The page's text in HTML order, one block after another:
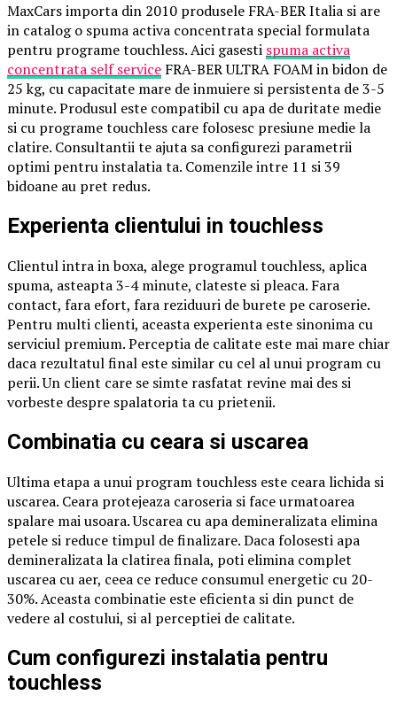
MaxCars importa din 2010 produsele FRA-BER Italia si are
in catalog o spuma activa concentrata special formulata
pentru programe touchless. Aici gasesti spuma activa
concentrata self service FRA-BER ULTRA FOAM in bidon de
25 kg, cu capacitate mare de inmuiere si persistenta de 3-5
minute. Produsul este compatibil cu apa de duritate medie
si cu programe touchless care folosesc presiune medie la
clatire. Consultantii te ajuta sa configurezi parametrii
optimi pentru instalatia ta. Comenzile intre 11 si 39
bidoane au pret redus.
Experienta clientului in touchless
Clientul intra in boxa, alege programul touchless, aplica
spuma, asteapta 3-4 minute, clateste si pleaca. Fara
contact, fara efort, fara reziduuri de burete pe caroserie.
Pentru multi clienti, aceasta experienta este sinonima cu
serviciul premium. Perceptia de calitate este mai mare chiar
daca rezultatul final este similar cu cel al unui program cu
perii. Un client care se simte rasfatat revine mai des si
vorbeste despre spalatoria ta cu prietenii.
Combinatia cu ceara si uscarea
Ultima etapa a unui program touchless este ceara lichida si
uscarea. Ceara protejeaza caroseria si face urmatoarea
spalare mai usoara. Uscarea cu apa demineralizata elimina
petele si reduce timpul de finalizare. Daca folosesti apa
demineralizata la clatirea finala, poti elimina complet
uscarea cu aer, ceea ce reduce consumul energetic cu 20-
30%. Aceasta combinatie este eficienta si din punct de
vedere al costului, si al perceptiei de calitate.
Cum configurezi instalatia pentru
touchless